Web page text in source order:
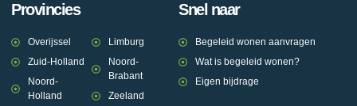
Provincies
Overijssel
Zuid-Holland
Noord-
Holland
Limburg
Noord-
Brabant
Zeeland
Snel naar
Begeleid wonen aanvragen
Wat is begeleid wonen?
Eigen bijdrage